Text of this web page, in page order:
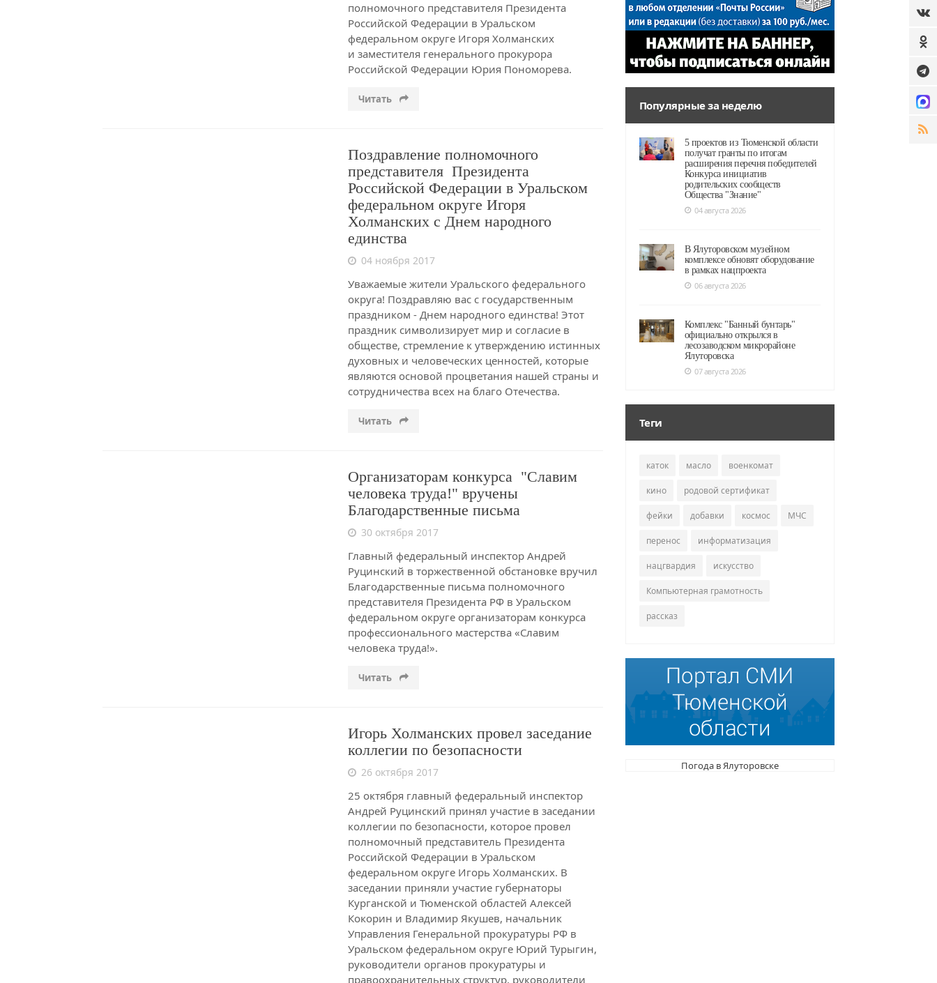
полномочного представителя Президента
Российской Федерации в Уральском
федеральном округе Игоря Холманских
и заместителя генерального прокурора
Российской Федерации Юрия Пономорева.
Читать
Поздравление полномочного
представителя Президента
Российской Федерации в Уральском
федеральном округе Игоря
Холманских с Днем народного
единства
04 ноября 2017
Уважаемые жители Уральского федерального
округа! Поздравляю вас с государственным
праздником - Днем народного единства! Этот
праздник символизирует мир и согласие в
обществе, стремление к утверждению истинных
духовных и человеческих ценностей, которые
являются основой процветания нашей страны и
сотрудничества всех на благо Отечества.
Читать
Организаторам конкурса "Славим
человека труда!" вручены
Благодарственные письма
30 октября 2017
Главный федеральный инспектор Андрей
Руцинский в торжественной обстановке вручил
Благодарственные письма полномочного
представителя Президента РФ в Уральском
федеральном округе организаторам конкурса
профессионального мастерства «Славим
человека труда!».
Читать
Игорь Холманских провел заседание
коллегии по безопасности
26 октября 2017
25 октября главный федеральный инспектор
Андрей Руцинский принял участие в заседании
коллегии по безопасности, которое провел
полномочный представитель Президента
Российской Федерации в Уральском
федеральном округе Игорь Холманских. В
заседании приняли участие губернаторы
Курганской и Тюменской областей Алексей
Кокорин и Владимир Якушев, начальник
Управления Генеральной прокуратуры РФ в
Уральском федеральном округе Юрий Турыгин,
руководители органов прокуратуры и
правоохранительных структур, руководители
Популярные за неделю
5 проектов из Тюменской области
получат гранты по итогам
расширения перечня победителей
Конкурса инициатив
родительских сообществ
Общества "Знание"
04 августа 2026
В Ялуторовском музейном
комплексе обновят оборудование
в рамках нацпроекта
06 августа 2026
Комплекс "Банный бунтарь"
официально открылся в
лесозаводском микрорайоне
Ялуторовска
07 августа 2026
Теги
каток масло военкомат
кино родовой сертификат
фейки добавки космос МЧС
перенос информатизация
нацгвардия искусство
Компьютерная грамотность
рассказ
Погода в Ялуторовске